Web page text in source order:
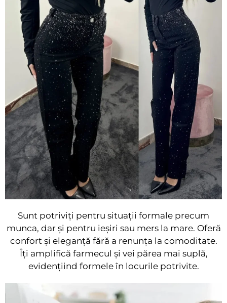
Sunt potriviți pentru situații formale precum
munca, dar și pentru ieșiri sau mers la mare. Oferă
confort și eleganță fără a renunța la comoditate.
Îți amplifică farmecul și vei părea mai suplă,
evidențiind formele în locurile potrivite.